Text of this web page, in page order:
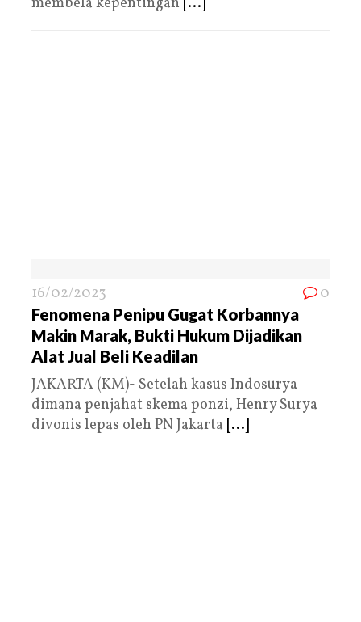
16/02/2023 0
Fenomena Penipu Gugat Korbannya
Makin Marak, Bukti Hukum Dijadikan
Alat Jual Beli Keadilan
JAKARTA (KM)- Setelah kasus Indosurya
dimana penjahat skema ponzi, Henry Surya
divonis lepas oleh PN Jakarta [...]